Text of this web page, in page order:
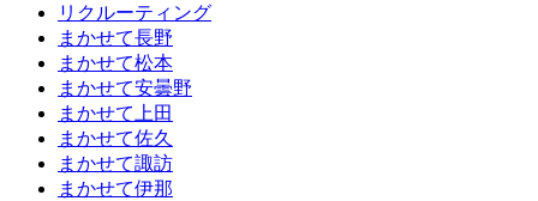
リクルーティング
まかせて長野
まかせて松本
まかせて安曇野
まかせて上田
まかせて佐久
まかせて諏訪
まかせて伊那